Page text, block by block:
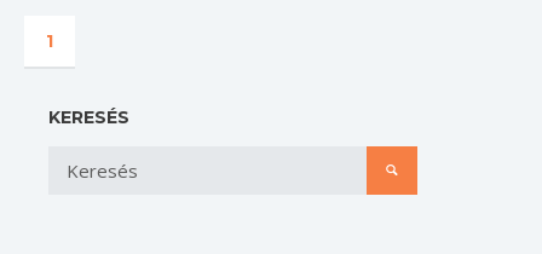
1
KERESÉS